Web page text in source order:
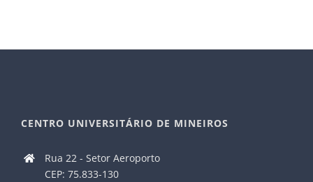
CENTRO UNIVERSITÁRIO DE MINEIROS
Rua 22 - Setor Aeroporto
CEP: 75.833-130